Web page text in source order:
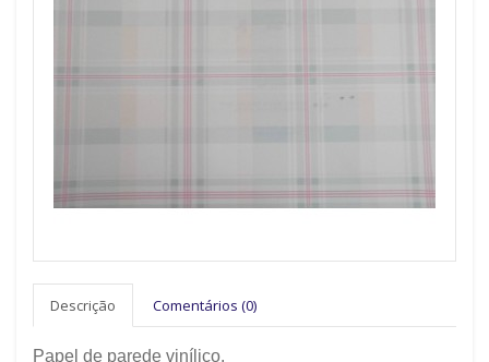
Descrição Comentários (0)
Papel de parede vinílico.